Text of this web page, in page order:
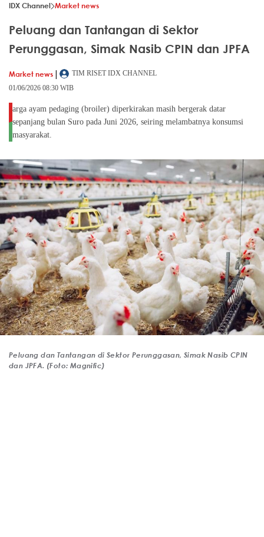
IDX Channel Market news
Peluang dan Tantangan di Sektor
Perunggasan, Simak Nasib CPIN dan JPFA
Market news |
TIM RISET IDX CHANNEL
01/06/2026 08:30 WIB
arga ayam pedaging (broiler) diperkirakan masih bergerak datar
sepanjang bulan Suro pada Juni 2026, seiring melambatnya konsumsi
masyarakat.
Peluang dan Tantangan di Sektor Perunggasan, Simak Nasib CPIN
dan JPFA. (Foto: Magnific)